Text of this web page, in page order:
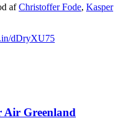
afChristoffer Fode, Kasper
dDryXU75
Air Greenland